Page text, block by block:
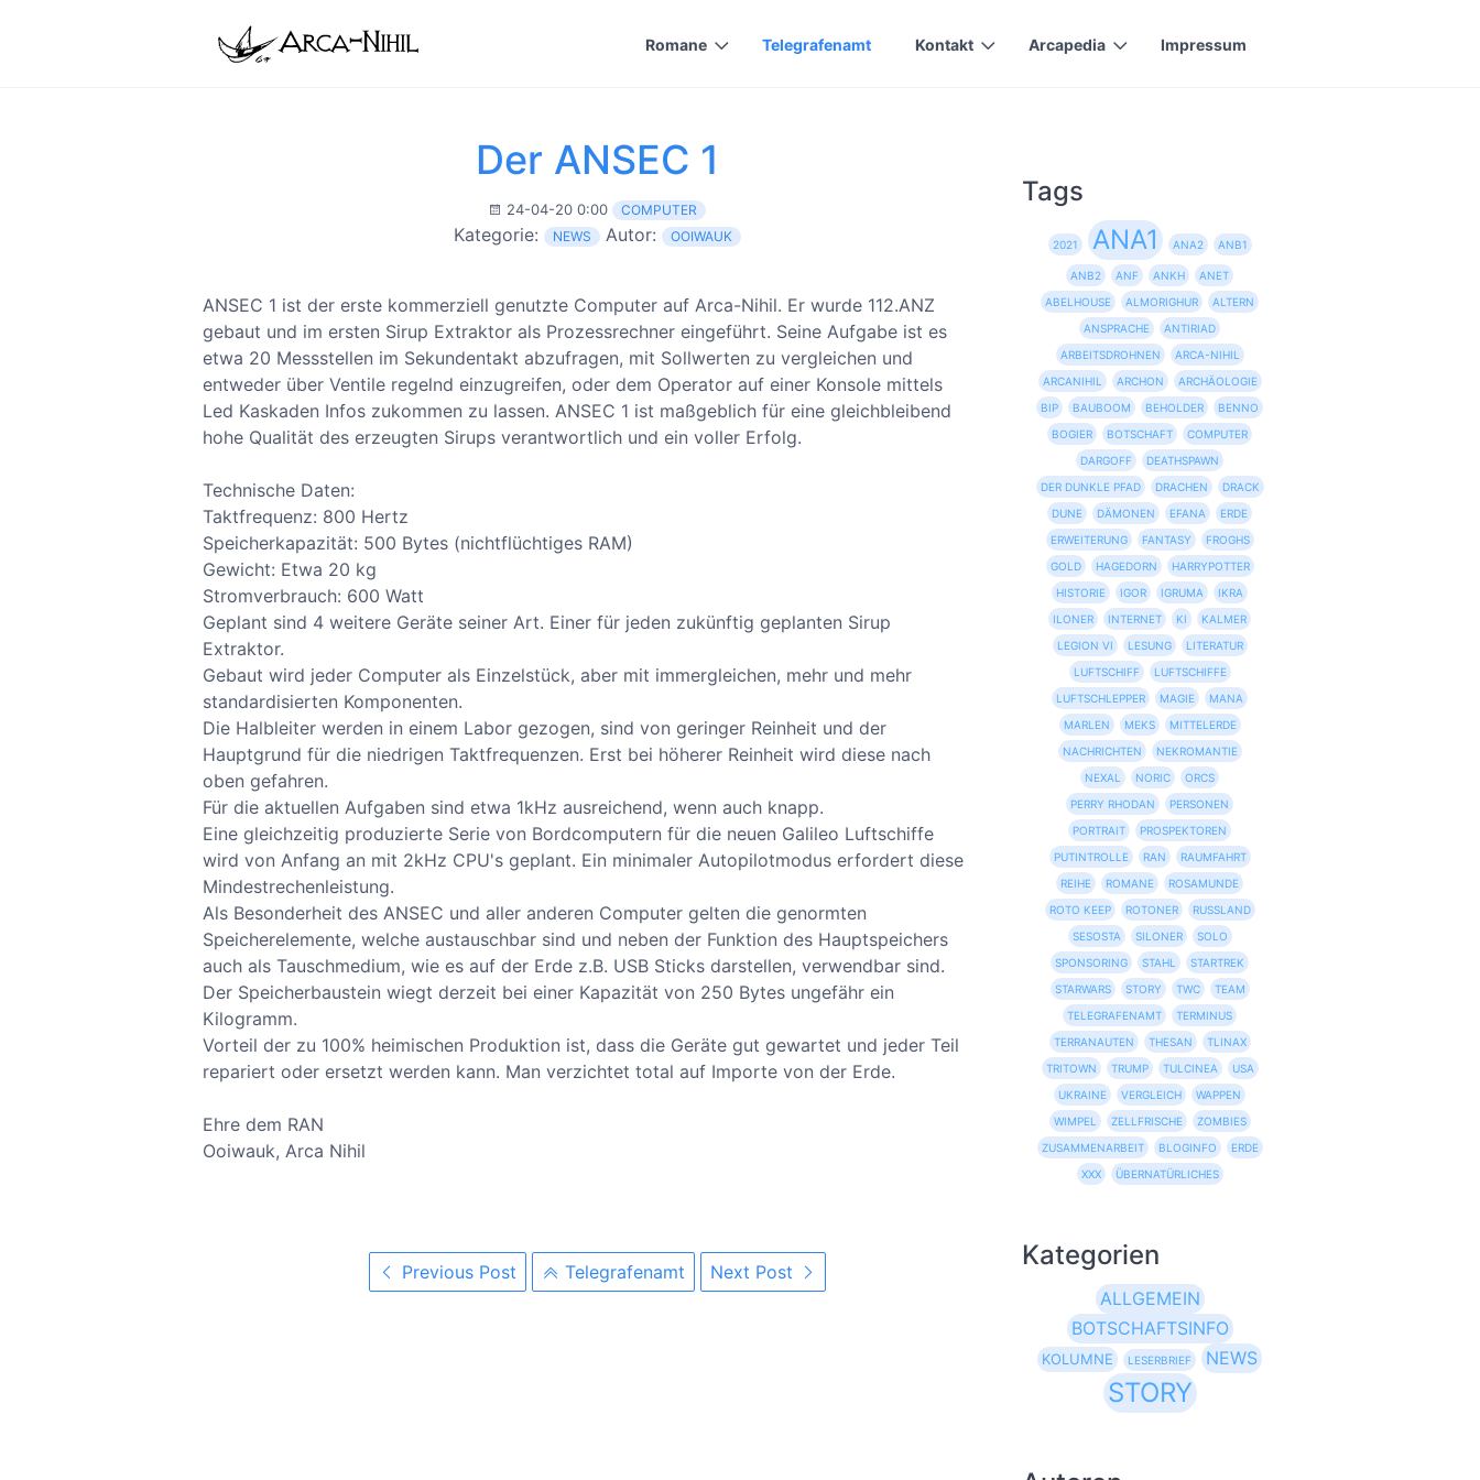
Romane Telegrafenamt Kontakt Arcapedia Impressum
Der ANSEC 1
24-04-20 0:00 COMPUTER
Kategorie: NEWS Autor: OOIWAUK
ANSEC 1 ist der erste kommerziell genutzte Computer auf Arca-Nihil. Er wurde 112.ANZ
gebaut und im ersten Sirup Extraktor als Prozessrechner eingeführt. Seine Aufgabe ist es
etwa 20 Messstellen im Sekundentakt abzufragen, mit Sollwerten zu vergleichen und
entweder über Ventile regelnd einzugreifen, oder dem Operator auf einer Konsole mittels
Led Kaskaden Infos zukommen zu lassen. ANSEC 1 ist maßgeblich für eine gleichbleibend
hohe Qualität des erzeugten Sirups verantwortlich und ein voller Erfolg.
Technische Daten:
Taktfrequenz: 800 Hertz
Speicherkapazität: 500 Bytes (nichtflüchtiges RAM)
Gewicht: Etwa 20 kg
Stromverbrauch: 600 Watt
Geplant sind 4 weitere Geräte seiner Art. Einer für jeden zukünftig geplanten Sirup
Extraktor.
Gebaut wird jeder Computer als Einzelstück, aber mit immergleichen, mehr und mehr
standardisierten Komponenten.
Die Halbleiter werden in einem Labor gezogen, sind von geringer Reinheit und der
Hauptgrund für die niedrigen Taktfrequenzen. Erst bei höherer Reinheit wird diese nach
oben gefahren.
Für die aktuellen Aufgaben sind etwa 1kHz ausreichend, wenn auch knapp.
Eine gleichzeitig produzierte Serie von Bordcomputern für die neuen Galileo Luftschiffe
wird von Anfang an mit 2kHz CPU's geplant. Ein minimaler Autopilotmodus erfordert diese
Mindestrechenleistung.
Als Besonderheit des ANSEC und aller anderen Computer gelten die genormten
Speicherelemente, welche austauschbar sind und neben der Funktion des Hauptspeichers
auch als Tauschmedium, wie es auf der Erde z.B. USB Sticks darstellen, verwendbar sind.
Der Speicherbaustein wiegt derzeit bei einer Kapazität von 250 Bytes ungefähr ein
Kilogramm.
Vorteil der zu 100% heimischen Produktion ist, dass die Geräte gut gewartet und jeder Teil
repariert oder ersetzt werden kann. Man verzichtet total auf Importe von der Erde.
Ehre dem RAN
Ooiwauk, Arca Nihil
Previous Post Telegrafenamt Next Post
Tags
2021 ANA1 ANA2 ANB1
ANB2 ANF ANKH
ANET
ABELHOUSE
ALMORIGHUR
ALTERN
ANSPRACHE
ANTIRIAD
ARBEITSDROHNEN
ARCA-NIHIL
ARCANIHIL
ARCHON
ARCHÄOLOGIE
BIP
BAUBOOM BEHOLDER
BENNO
BOGIER
BOTSCHAFT
COMPUTER
DARGOFF
DEATHSPAWN
DER DUNKLE PFAD
DRACHEN
DRACK
DUNE
DÄMONEN EFANA
ERDE
ERWEITERUNG
FANTASY
FROGHS
GOLD
HAGEDORN
HARRYPOTTER
HISTORIE
IGOR IGRUMA
IKRA
ILONER
INTERNET KI
KALMER
LEGION VI
LESUNG
LITERATUR
LUFTSCHIFF
LUFTSCHIFFE
LUFTSCHLEPPER
MAGIE
MANA
MARLEN
MEKS
MITTELERDE
NACHRICHTEN
NEKROMANTIE
NEXAL
NORIC
ORCS
PERRY RHODAN
PERSONEN
PORTRAIT
PROSPEKTOREN
PUTINTROLLE
RAN
RAUMFAHRT
REIHE
ROMANE
ROSAMUNDE
ROTO KEEP
ROTONER
RUSSLAND
SESOSTA
SILONER
SOLO
SPONSORING
STAHL
STARTREK
STARWARS
STORY TWC
TEAM
TELEGRAFENAMT
TERMINUS
TERRANAUTEN
THESAN
TLINAX
TRITOWN
TRUMP TULCINEA
USA
UKRAINE
VERGLEICH
WAPPEN
WIMPEL
ZELLFRISCHE
ZOMBIES
ZUSAMMENARBEIT
BLOGINFO
ERDE
XXX
ÜBERNATÜRLICHES
Kategorien
ALLGEMEIN
BOTSCHAFTSINFO
KOLUMNE LESERBRIEF NEWS
STORY